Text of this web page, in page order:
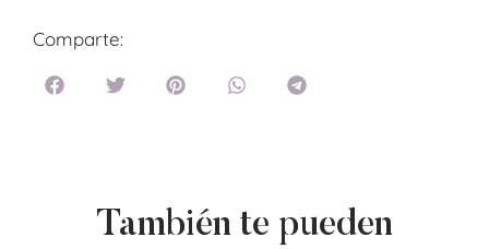
Comparte:
También te pueden